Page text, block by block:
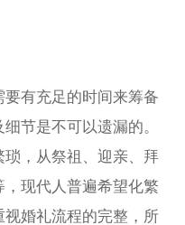
有充足的时间来筹备
节是不可以遗漏的。
，从祭祖、迎亲、拜
现代人普遍希望化繁
婚礼流程的完整，所